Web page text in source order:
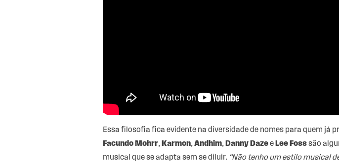
Essa filosofia fica evidente na diversidade de nomes para quem já
Facundo Mohrr, Karmon,Andhim, Danny Dazee Lee Fosssão
musical que se adapta sem se diluir. “Não tenho um estilo musical